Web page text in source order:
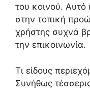
του κοινού. Αυτό
στην τοπική
χρήστης συχνά
την επικοινωνία.
Τι είδους
Συνήθως